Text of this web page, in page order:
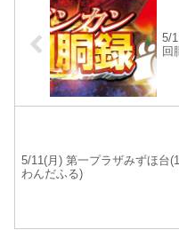
5/
回
5/11(月) 第一プラザみずほ台
わんだふる)